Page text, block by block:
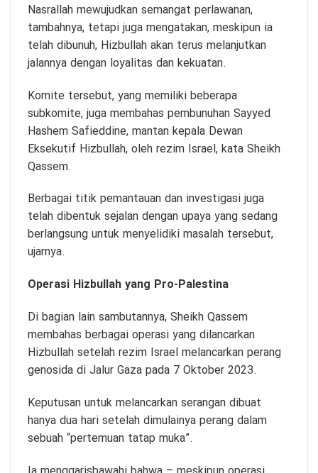
Nasrallah mewujudkan semangat perlawanan,
tambahnya, tetapi juga mengatakan, meskipun ia
telah dibunuh, Hizbullah akan terus melanjutkan
jalannya dengan loyalitas dan kekuatan.
Komite tersebut, yang memiliki beberapa
subkomite, juga membahas pembunuhan Sayyed
Hashem Safieddine, mantan kepala Dewan
Eksekutif Hizbullah, oleh rezim Israel, kata Sheikh
Qassem.
Berbagai titik pemantauan dan investigasi juga
telah dibentuk sejalan dengan upaya yang sedang
berlangsung untuk menyelidiki masalah tersebut,
ujarnya.
Operasi Hizbullah yang Pro-Palestina
Di bagian lain sambutannya, Sheikh Qassem
membahas berbagai operasi yang dilancarkan
Hizbullah setelah rezim Israel melancarkan perang
genosida di Jalur Gaza pada 7 Oktober 2023.
Keputusan untuk melancarkan serangan dibuat
hanya dua hari setelah dimulainya perang dalam
sebuah “pertemuan tatap muka”.